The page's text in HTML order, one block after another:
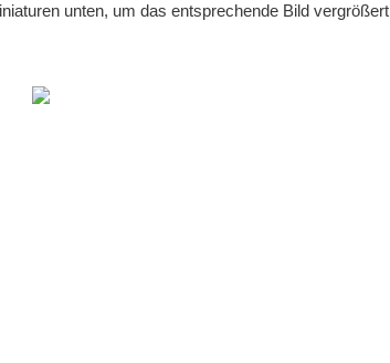
unten, um das entsprechende Bild vergrößert